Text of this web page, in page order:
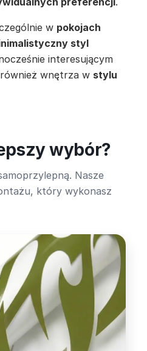
w pokojach
styl
interesującym
wnętrza w stylu
wybór?
Nasze
który wykonasz